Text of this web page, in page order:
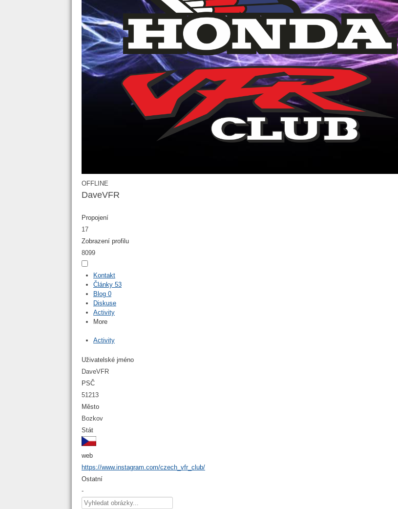
OFFLINE
DaveVFR
Propojení
17
Zobrazení profilu
8099
Kontakt
Články 53
Blog 0
Diskuse
Activity
More
Activity
Uživatelské jméno
DaveVFR
PSČ
51213
Město
Bozkov
Stát
web
https://www.instagram.com/czech_vfr_club/
Ostatní
-